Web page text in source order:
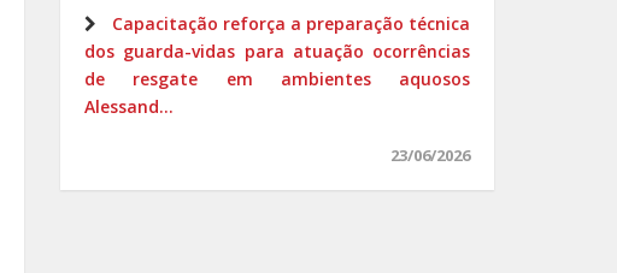
Capacitação reforça a preparação técnica
dos guarda-vidas para atuação ocorrências
de resgate em ambientes aquosos
Alessand...
23/06/2026